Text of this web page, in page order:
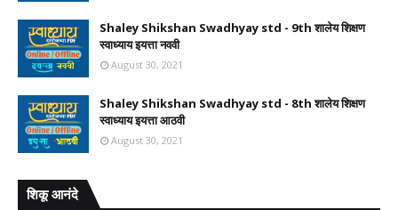
Shaley Shikshan Swadhyay std - 9th शालेय शिक्षण
स्वाध्याय इयत्ता नववी
August 30, 2021
Shaley Shikshan Swadhyay std - 8th शालेय शिक्षण
स्वाध्याय इयत्ता आठवी
August 30, 2021
शिकू आनंदे